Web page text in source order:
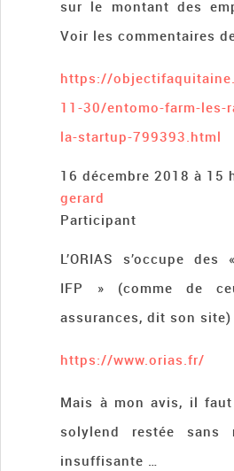
sur le montant des
Voir les commentaires
https://
11-30/entomo-farm-les-
la-startup-799393.html
16 décembre 2018 à 15
gerard
Participant
L’ORIAS s’occupe
IFP » (comme de
assurances, dit son site)
https://www.orias.fr/
Mais à mon avis, il faut
solylend restée sans
insuffisante …